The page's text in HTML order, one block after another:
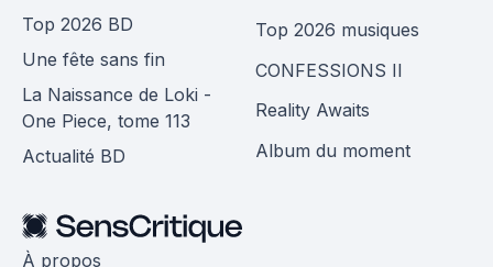
Top 2026 BD
Une fête sans fin
La Naissance de Loki -
One Piece, tome 113
Actualité BD
Top 2026 musiques
CONFESSIONS II
Reality Awaits
Album du moment
À propos